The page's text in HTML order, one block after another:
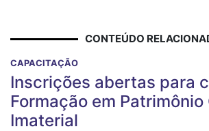
CONTEÚDO
CAPACITAÇÃO
Inscrições abertas para
Formação em
Imaterial